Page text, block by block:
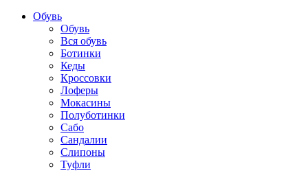
Обувь
Обувь
Вся обувь
Ботинки
Кеды
Кроссовки
Лоферы
Мокасины
Полуботинки
Сабо
Сандалии
Слипоны
Туфли